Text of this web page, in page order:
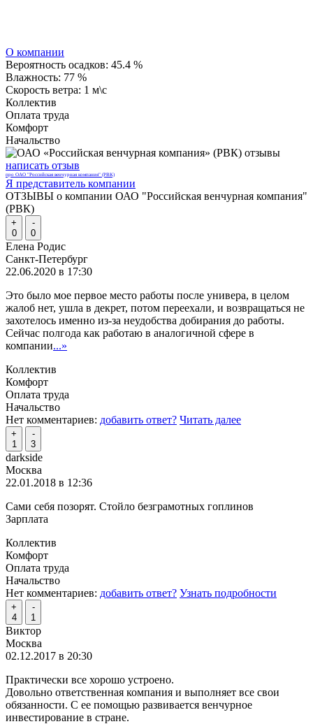
О компании
Вероятность осадков: 45.4 %
Влажность: 77 %
Скорость ветра: 1 м\с
Коллектив
Оплата труда
Комфорт
Начальство
написать отзыв
про ОАО "Российская венчурная компания" (РВК)
Я представитель компании
ОТЗЫВЫ о компании ОАО "Российская венчурная компания"
(РВК)
+
0
-
0
Елена Родис
Санкт-Петербург
22.06.2020 в 17:30
Это было мое первое место работы после универа, в целом
жалоб нет, ушла в декрет, потом переехали, и возвращаться не
захотелось именно из-за неудобства добирания до работы.
Сейчас полгода как работаю в аналогичной сфере в
компании...»
Коллектив
Комфорт
Оплата труда
Начальство
Нет комментариев: добавить ответ? Читать далее
+
1
-
3
darkside
Москва
22.01.2018 в 12:36
Сами себя позорят. Стойло безграмотных гоплинов
Зарплата
Коллектив
Комфорт
Оплата труда
Начальство
Нет комментариев: добавить ответ? Узнать подробности
+
4
-
1
Виктор
Москва
02.12.2017 в 20:30
Практически все хорошо устроено.
Довольно ответственная компания и выполняет все свои
обязанности. С ее помощью развивается венчурное
инвестирование в стране.